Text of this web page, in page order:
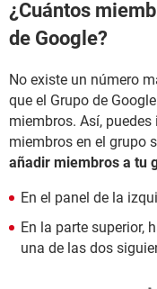
¿Cuántos
de Google?
No existe un número
que el Grupo de
miembros. Así,
miembros en el grupo
añadir miembros a tu
En el panel de la
En la parte superior,
una de las dos